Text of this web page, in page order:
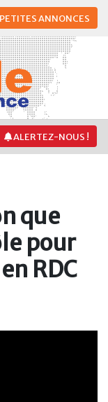
PETITESANNONCES
ALERTEZ-NOUS !
que
pour
RDC